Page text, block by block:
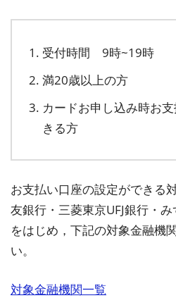
受付時間 9時~19時
満20歳以上の方
カードお申し込み時お
きる方
お支払い口座の設定ができる
友銀行・三菱東京UFJ銀行・
をはじめ，下記の対象金融機
い。
対象金融機関一覧